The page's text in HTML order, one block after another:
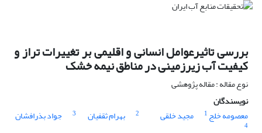
بررسی تاثیرعوامل انسانی و اقلیمی بر تغییرات تراز و
کیفیت آب زیرزمینی در مناطق نیمه خشک
نوع مقاله : مقاله پژوهشی
نویسندگان
معصومه خلج 1 مجید خلقی 2 بهرام ثقفیان 3 جواد بذرافشان
4